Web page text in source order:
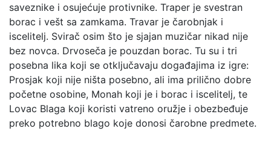
saveznike i osujećuje protivnike. Traper je svestran
borac i vešt sa zamkama. Travar je čarobnjak i
iscelitelj. Svirač osim što je sjajan muzičar nikad nije
bez novca. Drvoseča je pouzdan borac. Tu su i tri
posebna lika koji se otključavaju događajima iz igre:
Prosjak koji nije ništa posebno, ali ima prilično dobre
početne osobine, Monah koji je i borac i iscelitelj, te
Lovac Blaga koji koristi vatreno oružje i obezbeđuje
preko potrebno blago koje donosi čarobne predmete.